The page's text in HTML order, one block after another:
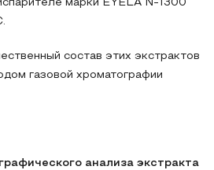
марки EYELA N-1300
состав этих экстрактов
газовой хроматографии
анализа экстракта